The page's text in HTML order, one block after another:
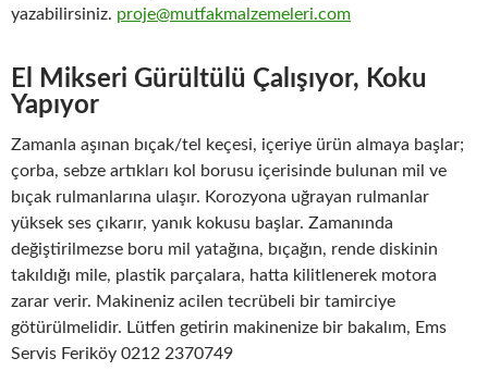
yazabilirsiniz. proje@mutfakmalzemeleri.com
El Mikseri Gürültülü Çalışıyor, Koku
Yapıyor
Zamanla aşınan bıçak/tel keçesi, içeriye ürün almaya başlar;
çorba, sebze artıkları kol borusu içerisinde bulunan mil ve
bıçak rulmanlarına ulaşır. Korozyona uğrayan rulmanlar
yüksek ses çıkarır, yanık kokusu başlar. Zamanında
değiştirilmezse boru mil yatağına, bıçağın, rende diskinin
takıldığı mile, plastik parçalara, hatta kilitlenerek motora
zarar verir. Makineniz acilen tecrübeli bir tamirciye
götürülmelidir. Lütfen getirin makinenize bir bakalım, Ems
Servis Feriköy 0212 2370749